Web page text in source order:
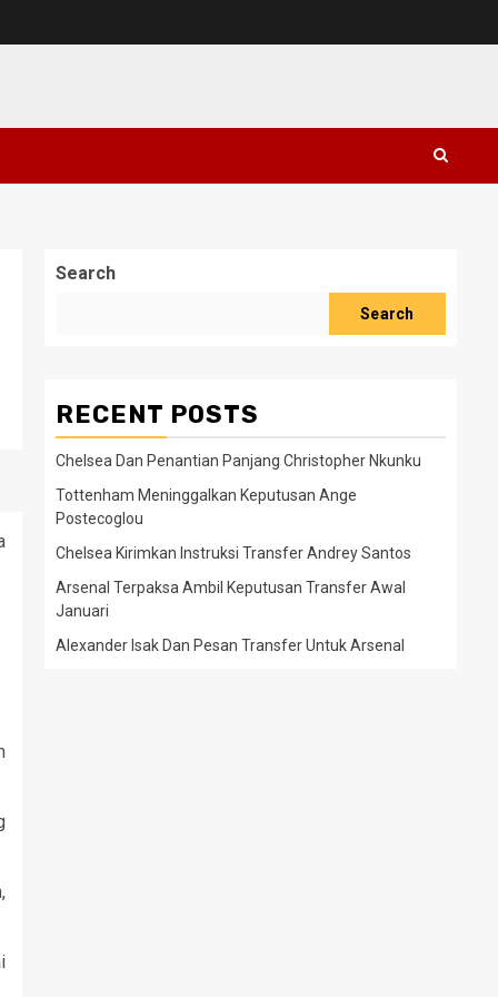
Search
Search
RECENT POSTS
Chelsea Dan Penantian Panjang Christopher Nkunku
Tottenham Meninggalkan Keputusan Ange
Postecoglou
Chelsea Kirimkan Instruksi Transfer Andrey Santos
Arsenal Terpaksa Ambil Keputusan Transfer Awal
Januari
Alexander Isak Dan Pesan Transfer Untuk Arsenal